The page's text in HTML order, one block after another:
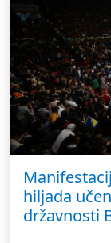
hiljada
državnosti